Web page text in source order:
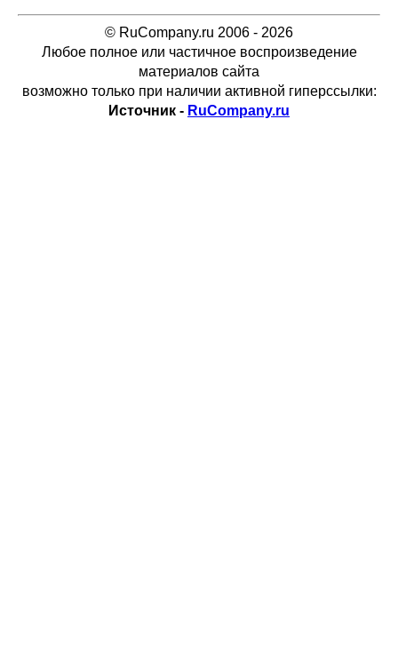
© RuCompany.ru 2006 - 2026
Любое полное или частичное воспроизведение
материалов сайта
возможно только при наличии активной гиперссылки:
Источник - RuCompany.ru